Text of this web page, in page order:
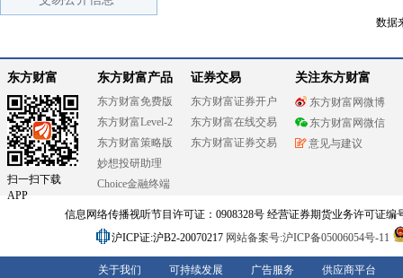
数据
东方财富
扫一扫下载
APP
东方财富产品
东方财富免费版
东方财富Level-2
东方财富策略版
妙想投研助理
Choice金融终端
证券交易
东方财富证券开户
东方财富在线交易
东方财富证券交易
关注东方财富
东方财富网微博
东方财富网微信
意见与建议
信息网络传播视听节目许可证：0908328号 经营证券期货业务许可证编
沪ICP证:沪B2-20070217 网站备案号:沪ICP备05006054号-11
关于我们 可持续发展 广告服务 供应商平台